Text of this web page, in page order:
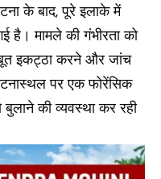
के बाद, पूरे इलाके में
है। मामले की गंभीरता को
इकट्ठा करने और जांच
पर एक फोरेंसिक
की व्यवस्था कर रही